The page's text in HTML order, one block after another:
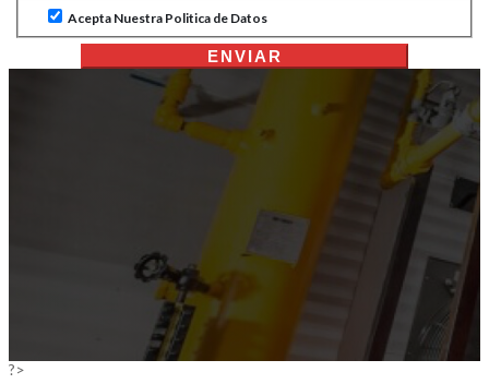
Acepta Nuestra Politica de Datos
ENVIAR
?>